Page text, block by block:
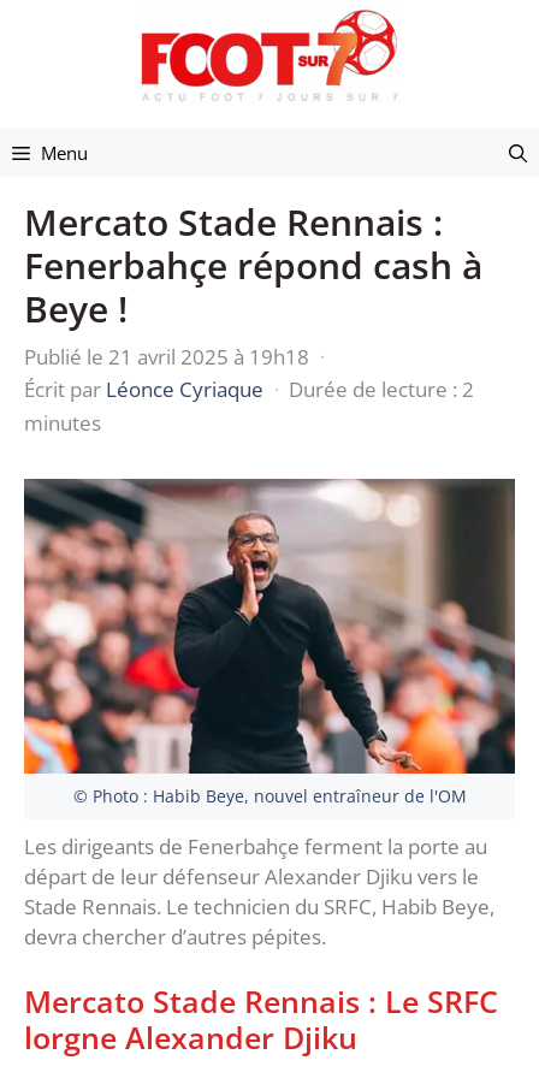
Menu
Mercato Stade Rennais :
Fenerbahçe répond cash à
Beye !
Publié le 21 avril 2025 à 19h18 ·
Écrit par Léonce Cyriaque · Durée de lecture : 2
minutes
© Photo : Habib Beye, nouvel entraîneur de l'OM
Les dirigeants de Fenerbahçe ferment la porte au
départ de leur défenseur Alexander Djiku vers le
Stade Rennais. Le technicien du SRFC, Habib Beye,
devra chercher d’autres pépites.
Mercato Stade Rennais : Le SRFC
lorgne Alexander Djiku